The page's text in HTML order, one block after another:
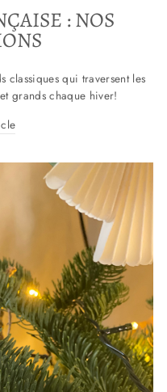
: NOS
classiques qui traversent les
grands chaque hiver!